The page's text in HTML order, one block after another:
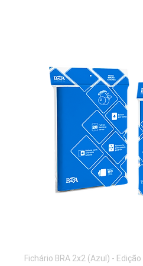
Fichário BRA 2x2 (Azul) -